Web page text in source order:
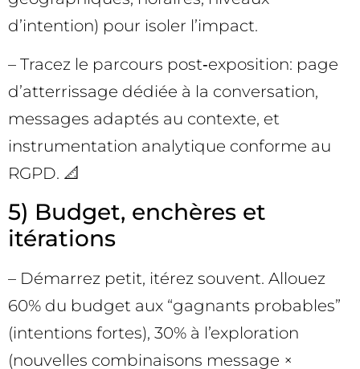
d’intention) pour isoler l’impact.
– Tracez le parcours post‑exposition: page
d’atterrissage dédiée à la conversation,
messages adaptés au contexte, et
instrumentation analytique conforme au
RGPD. 📐
5) Budget, enchères et
itérations
– Démarrez petit, itérez souvent. Allouez
60% du budget aux “gagnants probables”
(intentions fortes), 30% à l’exploration
(nouvelles combinaisons message ×